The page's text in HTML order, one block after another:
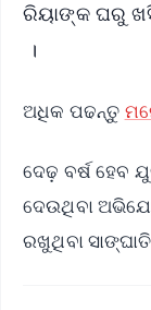
ରିୟାଙ୍କ ଘରୁ
।
ଅଧିକ ପଢନ୍ତୁ
ଦେଢ଼ ବର୍ଷ ହେବ
ଦେଉଥିବା
ରଖୁଥିବା